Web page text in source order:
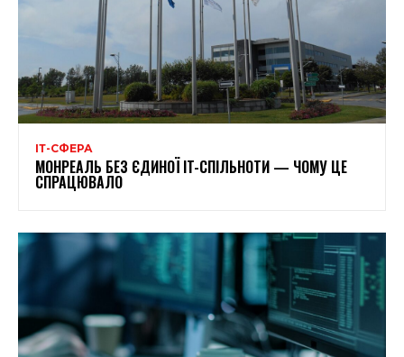
ІТ-СФЕРА
МОНРЕАЛЬ БЕЗ ЄДИНОЇ IT-СПІЛЬНОТИ — ЧОМУ ЦЕ
СПРАЦЮВАЛО